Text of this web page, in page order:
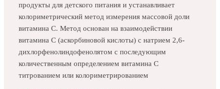
продукты для детского питания и устанавливает
колориметрический метод измерения массовой доли
витамина С. Метод основан на взаимодействии
витамина С (аскорбиновой кислоты) с натрием 2,6-
дихлорфенолиндофенолятом с последующим
количественным определением витамина С
титрованием или колориметрированием